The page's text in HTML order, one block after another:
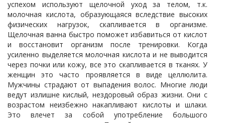
успехом используют щелочной уход за телом, т.к.
молочная кислота, образующаяся вследствие высоких
физических нагрузок, скапливается в организме.
Щелочная ванна быстро поможет избавиться от кислот
и восстановит организм после тренировки. Когда
усиленно выделяется молочная кислота и не выводится
через почки или кожу, все это скапливается в тканях. У
женщин это часто проявляется в виде целлюлита.
Мужчины страдают от выпадения волос. Многие люди
ведут излишне кислый, нездоровый образ жизни. Они с
возрастом неизбежно накапливают кислоты и шлаки.
Это влечет за собой употребление большого